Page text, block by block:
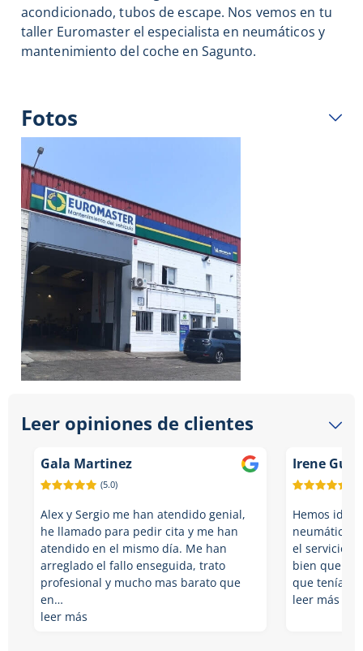
acondicionado, tubos de escape. Nos vemos en tu
taller Euromaster el especialista en neumáticos y
mantenimiento del coche en Sagunto.
Fotos
Leer opiniones de clientes
Gala Martinez
(5.0)
Alex y Sergio me han atendido genial,
he llamado para pedir cita y me han
atendido en el mismo día. Me han
arreglado el fallo enseguida, trato
profesional y mucho mas barato que
en…
leer más
Irene
Hemos ido
neumáticos
el servicio
bien que
que
leer más